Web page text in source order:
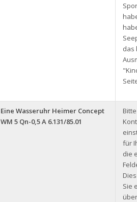
das
Eine Wasseruhr Heimer Concept
WM 5 Qn-0,5 A 6.131/85.01
für
die
Sie